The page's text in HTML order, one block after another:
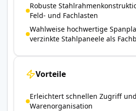
Robuste
Feld- und Fachlasten
Wahlweise hochwertige
verzinkte Stahlpaneele als
Vorteile
Erleichtert schnellen Zugriff
Warenorganisation